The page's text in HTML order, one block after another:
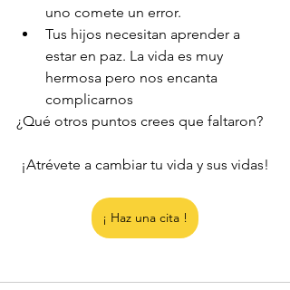
uno comete un error.
Tus hijos necesitan aprender a
estar en paz. La vida es muy
hermosa pero nos encanta
complicarnos
¿Qué otros puntos crees que faltaron?
¡Atrévete a cambiar tu vida y sus vidas!
¡ Haz una cita !